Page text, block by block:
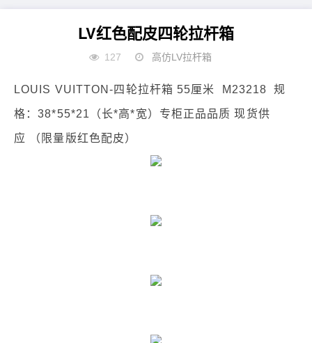
LV红色配皮四‮拉轮‬杆箱
127 高仿LV拉杆箱
LOUIS VUITTON-四‮拉轮‬杆箱 55厘米 M23218 规
格：38*55*21（长*高*宽）专‮正柜‬品品质 现货供
应‬ （限量版红色配皮）